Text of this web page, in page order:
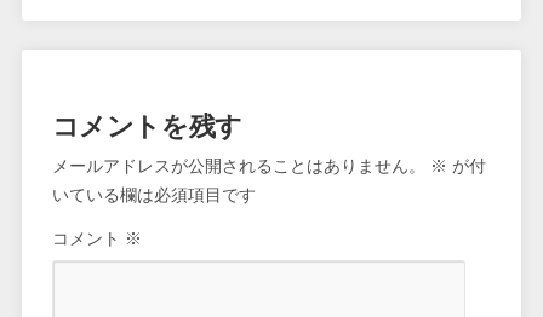
コメントを残す
メールアドレスが公開されることはありません。 ※ が付
いている欄は必須項目です
コメント ※